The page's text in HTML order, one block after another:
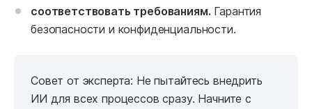
соответствовать требованиям. Гарантия
безопасности и конфиденциальности.
Совет от эксперта: Не пытайтесь внедрить
ИИ для всех процессов сразу. Начните с